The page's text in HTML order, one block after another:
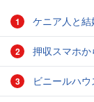
1 ケニア人と
2 押収スマホから770本のわい
3 ビニールハウスからシ